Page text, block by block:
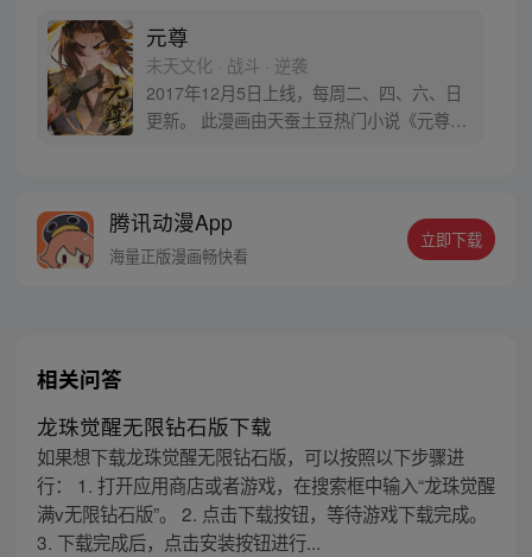
元尊
未天文化 · 战斗 · 逆袭
2017年12月5日上线，每周二、四、六、日
更新。 此漫画由天蚕土豆热门小说《元尊》
腾讯动漫App
海量正版漫画畅快看
立即下载
相关问答
龙珠觉醒无限钻石版下载
如果想下载龙珠觉醒无限钻石版，可以按照以下步骤进
行： 1. 打开应用商店或者游戏，在搜索框中输入“龙珠觉醒
满v无限钻石版”。 2. 点击下载按钮，等待游戏下载完成。
3. 下载完成后，点击安装按钮进行...